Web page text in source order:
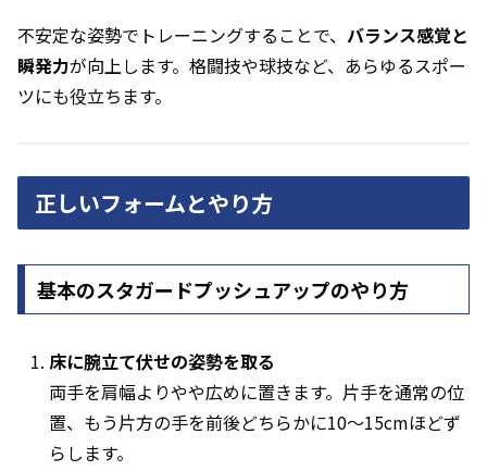
不安定な姿勢でトレーニングすることで、 バランス感覚と
瞬発力が向上します。格闘技や球技など、あらゆるスポー
ツにも役立ちます。
正しいフォームとやり方
基本のスタガードプッシュアップのやり方
床に腕立て伏せの姿勢を取る
両手を肩幅よりやや広めに置きます。片手を通常の位
置、もう片方の手を前後どちらかに10〜15cmほどず
らします。